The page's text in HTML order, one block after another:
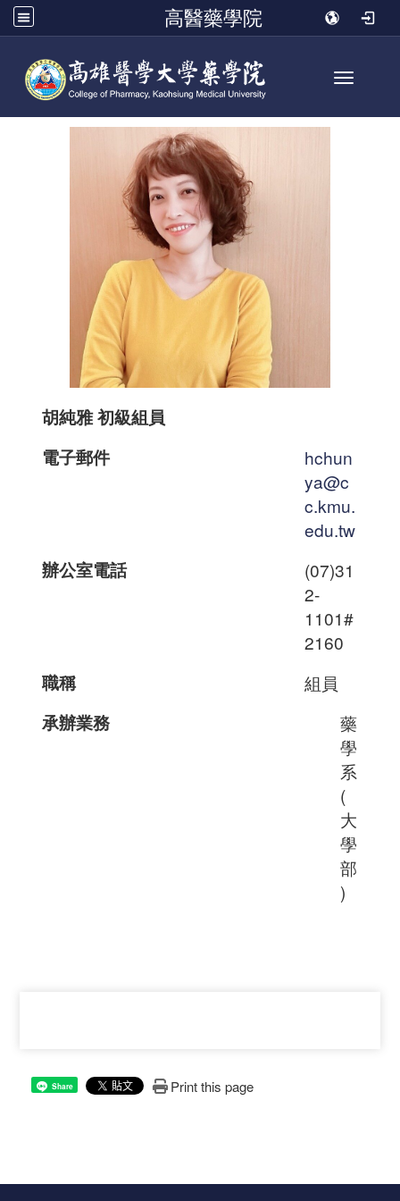
高醫藥學院
Toggle
胡純雅 初級組員
電子郵件
hchun
ya@c
c.kmu.
edu.tw
辦公室電話
(07)31
2-
1101#
2160
職稱 組員
承辦業務
藥
學
系
(
大
學
部
)
Share Print this page